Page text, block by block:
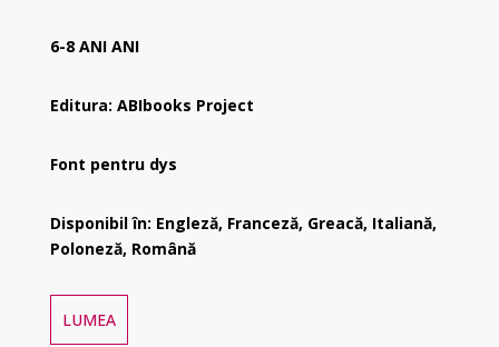
6-8 ANI ANI
Editura: ABIbooks Project
Font pentru dys
Disponibil în: Engleză, Franceză, Greacă, Italiană,
Poloneză, Română
LUMEA